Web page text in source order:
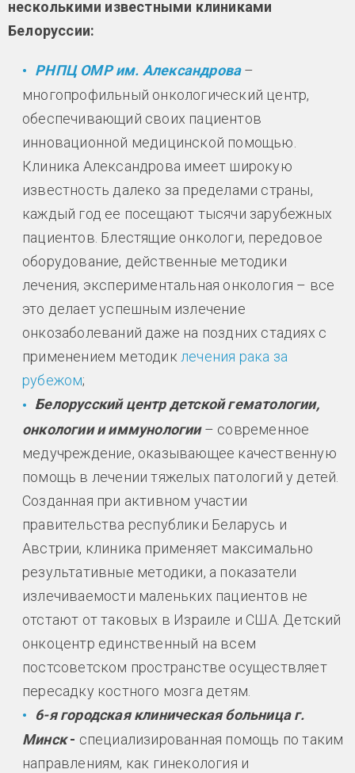
несколькими известными клиниками
Белоруссии:
РНПЦ ОМР им. Александрова–
многопрофильный онкологический центр,
обеспечивающий своих пациентов
инновационной медицинской помощью.
Клиника Александрова имеет широкую
известность далеко за пределами страны,
каждый год ее посещают тысячи зарубежных
пациентов. Блестящие онкологи, передовое
оборудование, действенные методики
лечения, экспериментальная онкология – все
это делает успешным излечение
онкозаболеваний даже на поздних стадиях с
применением методиклечения рака за
рубежом;
Белорусский центр детской гематологии,
онкологии и иммунологии– современное
медучреждение, оказывающее качественную
помощь в лечении тяжелых патологий у детей.
Созданная при активном участии
правительства республики Беларусь и
Австрии, клиника применяет максимально
результативные методики, а показатели
излечиваемости маленьких пациентов не
отстают от таковых в Израиле и США. Детский
онкоцентр единственный на всем
постсоветском пространстве осуществляет
пересадку костного мозга детям.
6-я городская клиническая больница г.
Минск- специализированная помощь по таким
направлениям, как гинекология и